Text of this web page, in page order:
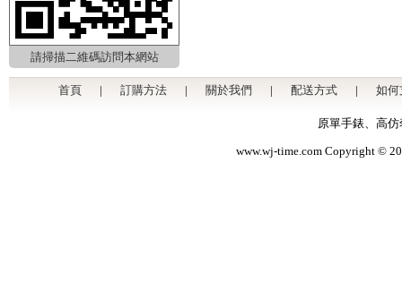
請掃描二維碼訪問本網站
首頁 | 訂購方法 | 關於我們 | 配送方式 | 如何
原單手錶、 高仿
www.wj-time.com Copyright ©